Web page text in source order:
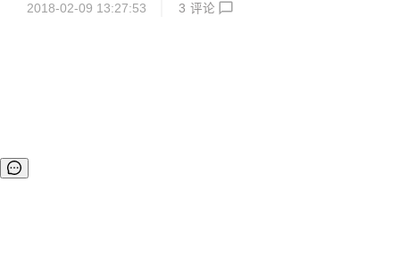
5.0 更新内容 增加 ValueIterableRdbListener 来处理巨大的k
2018-02-09 13:27:53 3 评论